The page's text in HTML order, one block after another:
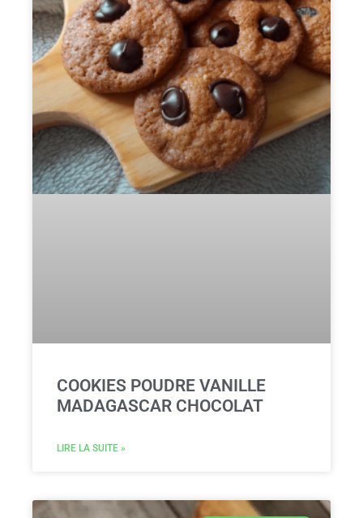
COOKIES POUDRE VANILLE
MADAGASCAR CHOCOLAT
LIRE LA SUITE »